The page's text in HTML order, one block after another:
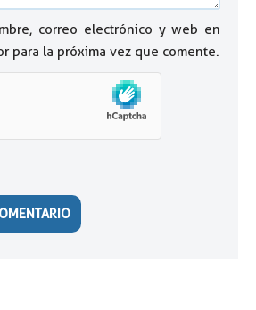
correo electrónico y web en
para la próxima vez que comente.